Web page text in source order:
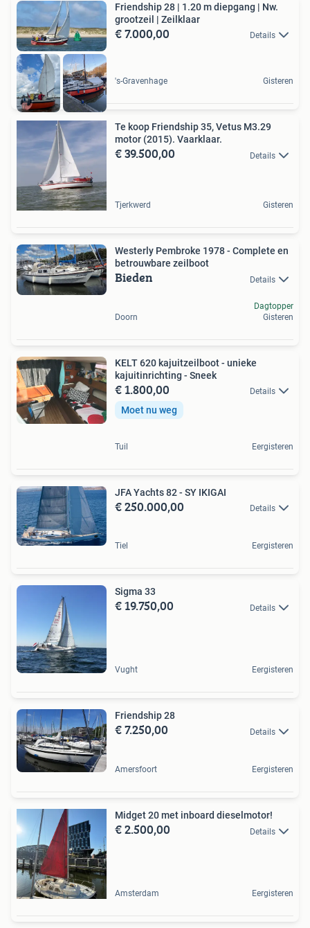
Friendship 28 | 1.20 m diepgang | Nw.
grootzeil | Zeilklaar
€ 7.000,00 Details
's-Gravenhage Gisteren
Te koop Friendship 35, Vetus M3.29
motor (2015). Vaarklaar.
€ 39.500,00 Details
Tjerkwerd Gisteren
Westerly Pembroke 1978 - Complete en
betrouwbare zeilboot
Bieden Details
Doorn
Dagtopper
Gisteren
KELT 620 kajuitzeilboot - unieke
kajuitinrichting - Sneek
€ 1.800,00 Details
Moet nu weg
Tuil Eergisteren
JFA Yachts 82 - SY IKIGAI
€ 250.000,00 Details
Tiel Eergisteren
Sigma 33
€ 19.750,00 Details
Vught Eergisteren
Friendship 28
€ 7.250,00 Details
Amersfoort Eergisteren
Midget 20 met inboard dieselmotor!
€ 2.500,00 Details
Amsterdam Eergisteren